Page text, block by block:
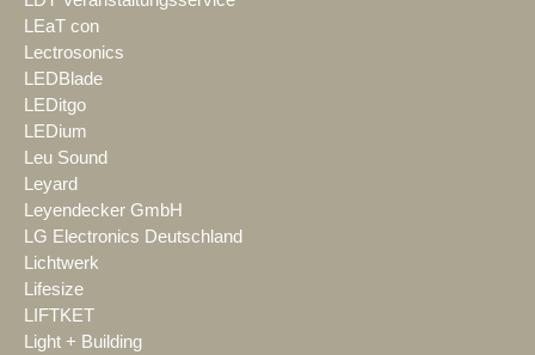
LEaT con
Lectrosonics
LEDBlade
LEDitgo
LEDium
Leu Sound
Leyard
Leyendecker GmbH
LG Electronics Deutschland
Lichtwerk
Lifesize
LIFTKET
Light + Building